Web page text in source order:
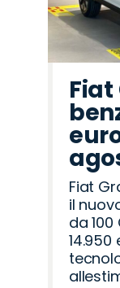
Fiat
Fiat
il
da